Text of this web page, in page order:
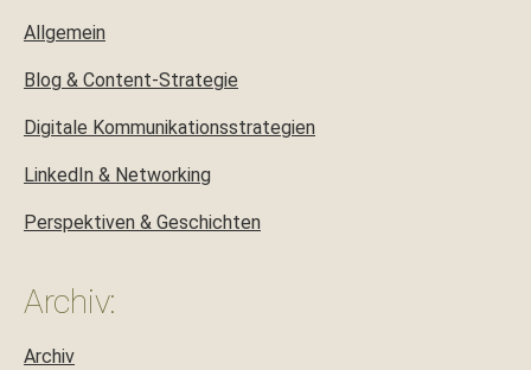
Allgemein
Blog & Content-Strategie
Digitale Kommunikationsstrategien
LinkedIn & Networking
Perspektiven & Geschichten
Archiv:
Archiv